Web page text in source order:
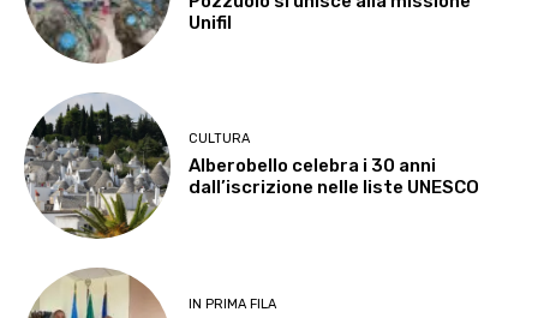
Unifil
CULTURA
Alberobello celebra i 30 anni
dall’iscrizione nelle liste UNESCO
IN PRIMA FILA